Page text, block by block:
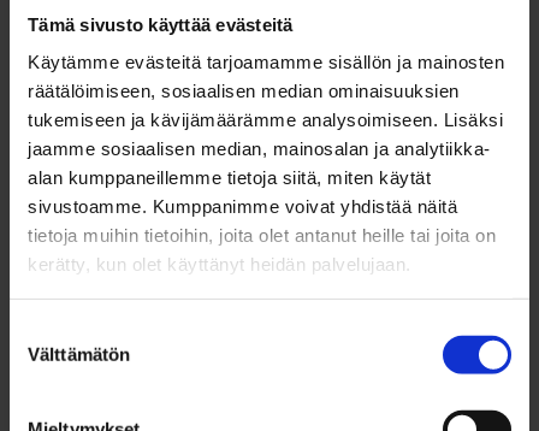
Tämä sivusto käyttää evästeitä
Käytämme evästeitä tarjoamamme sisällön ja mainosten
räätälöimiseen, sosiaalisen median ominaisuuksien
tukemiseen ja kävijämäärämme analysoimiseen. Lisäksi
jaamme sosiaalisen median, mainosalan ja analytiikka-
alan kumppaneillemme tietoja siitä, miten käytät
sivustoamme. Kumppanimme voivat yhdistää näitä
tietoja muihin tietoihin, joita olet antanut heille tai joita on
kerätty, kun olet käyttänyt heidän palvelujaan.
valinta
Välttämätön
Kaupungin 50 miljoonan euron sijoitus kohdistuu
vain areenaan, harjoitushalliin ja niitä palvelevaan
velvoitepysäköintiin, muu rakentaminen
toteutetaan markkinaehtoisesti.
– Asemakeskuksen alueelle radanvarresta
marketkortteliin on nyt valmis suunnitelma, jonka
historian merkittävin kaupunkikehittämishanke
Raksilassa on hyvässä vauhdissa,